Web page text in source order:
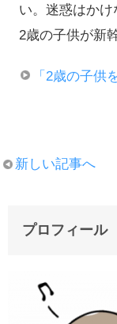
い。迷惑はかけ
2歳の子供が新
「2歳の子供
新しい記事へ
プロフィール